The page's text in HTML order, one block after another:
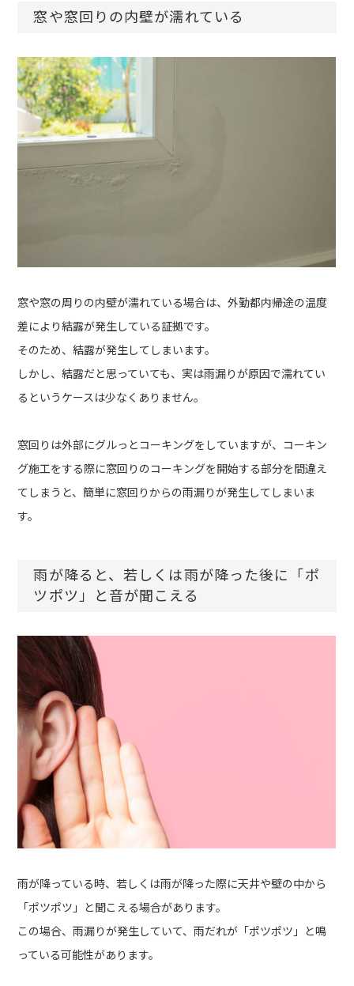
窓や窓回りの内壁が濡れている
窓や窓の周りの内壁が濡れている場合は、外勤都内帰途の温度
差により結露が発生している証拠です。
そのため、結露が発生してしまいます。
しかし、結露だと思っていても、実は雨漏りが原因で濡れてい
るというケースは少なくありません。
窓回りは外部にグルっとコーキングをしていますが、コーキン
グ施工をする際に窓回りのコーキングを開始する部分を間違え
てしまうと、簡単に窓回りからの雨漏りが発生してしまいま
す。
雨が降ると、若しくは雨が降った後に「ポ
ツポツ」と音が聞こえる
雨が降っている時、若しくは雨が降った際に天井や壁の中から
「ポツポツ」と聞こえる場合があります。
この場合、雨漏りが発生していて、雨だれが「ポツポツ」と鳴
っている可能性があります。